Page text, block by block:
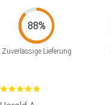
Zuverlässige Lieferung